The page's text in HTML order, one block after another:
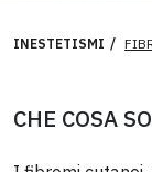
INESTETISMI
CHE COSA